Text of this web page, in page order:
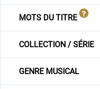
MOTS DU TITRE
COLLECTION / SÉRIE
GENRE MUSICAL